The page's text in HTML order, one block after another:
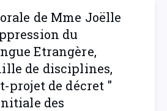
de Mme Joëlle
du
Etrangère,
de disciplines,
projet de décret "
des